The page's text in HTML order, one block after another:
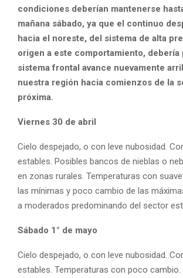
condiciones deberían mantenerse
mañana sábado, ya que el continuo
hacia el noreste, del sistema de alta
origen a este comportamiento, debería
sistema frontal avance nuevamente
nuestra región hacia comienzos de la
próxima.
Viernes 30 de abril
Cielo despejado, o con leve nubosidad.
estables. Posibles bancos de nieblas o
en zonas rurales. Temperaturas con
las mínimas y poco cambio de las
a moderados predominando del sector
Sábado 1° de mayo
Cielo despejado, o con leve nubosidad.
estables. Temperaturas con poco